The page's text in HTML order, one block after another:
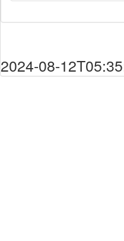
2024-08-